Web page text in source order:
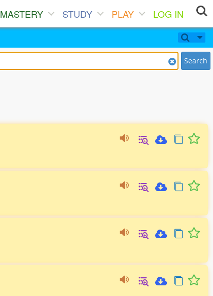
MASTERY STUDY PLAY
LOG IN
Search